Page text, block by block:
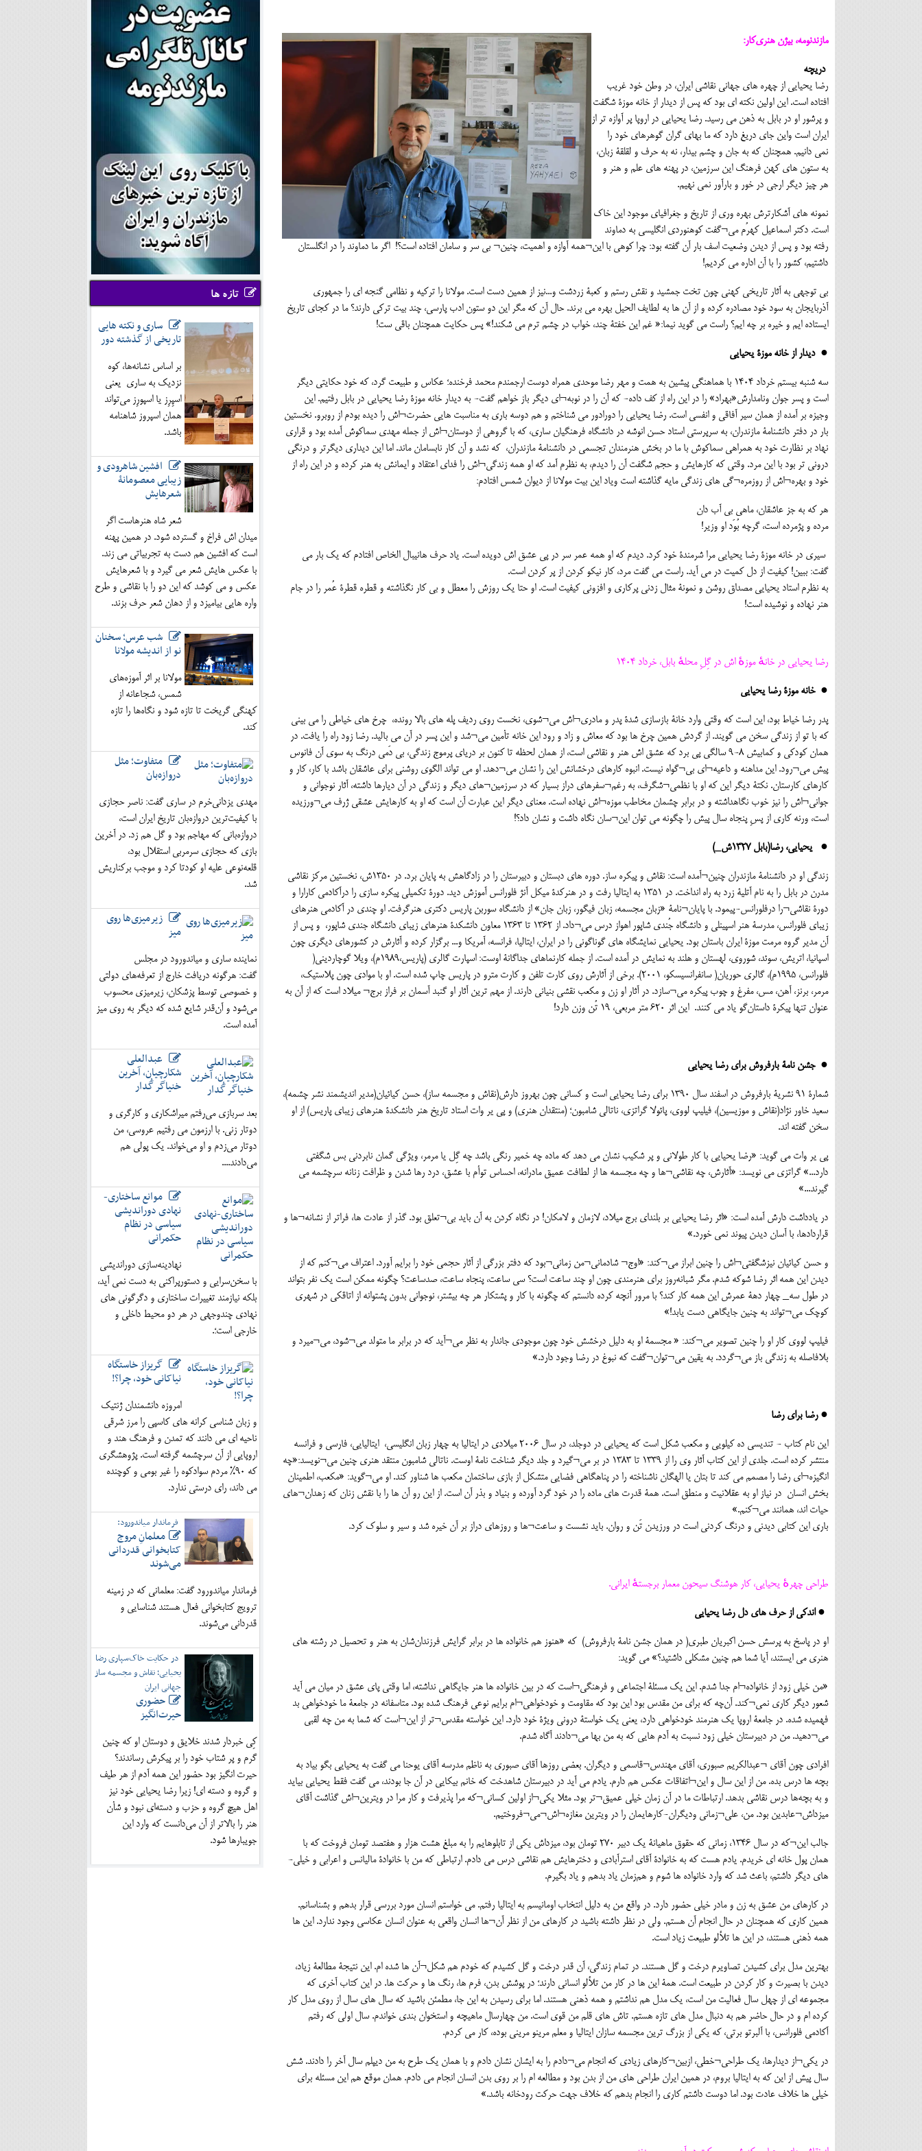
مازندنومه، بیژن هنری‌کار:
دریچه
رضا یحیایی از چهره های جهانی نقاشی ایران، در وطن خود غریب
افتاده است. این اولین نکته ای بود که پس از دیدار از خانه موزۀ شگفت
و پرشور او در بابل به ذهن می رسید. رضا یحیایی در اروپا پر آوازه تر از
ایران است واین جای دریغ دارد که ما بهای گران گوهرهای خود را
نمی دانیم. همچنان که به جان و چشم بیدار، نه به حرف و لقلقۀ زبان،
به ستون های کهن فرهنگ این سرزمین، در پهنه های علم و هنر و
هر چیز دیگر ارجی در خور و بارآور نمی نهیم.
نمونه های آشکارترش بهره وری از تاریخ و جغرافیای موجود این خاک
است. دکتر اسماعیل کهرُم می¬گفت کوهنوردی انگلیسی به دماوند
رفته بود و پس از دیدن وضعیت اسف بار آن گفته بود: چرا کوهی با این¬همه آوازه و اهمیت، چنین¬ بی سر و سامان افتاده است؟! اگر ما دماوند را در انگلستان
داشتیم، کشور را با آن اداره می کردیم!
بی توجهی به آثار تاریخی کهنی چون تخت جمشید و نقش رستم و کعبۀ زردشت و...نیز از همین دست است. مولانا را ترکیه و نظامی گنجه ای را جمهوری
آذربایجان به سود خود مصادره کرده و از آن ها به لطایف الحیل بهره می برند. حال آن که مگر این دو ستون ادب پارسی، چند بیت ترکی دارند؟ ما در کجای تاریخ
ایستاده ایم و خیره بر چه ایم؟ راست می گوید نیما:« غم این خفتۀ چند، خواب در چشم ترم می شکند!» پس حکایت همچنان باقی ست!
● دیدار از خانه موزۀ یحیایی
سه شنبه بیستم خرداد ۱۴۰۴ با هماهنگی پیشین به همت و مهر رضا موحدی همراه دوست ارجمندم محمد فرخنده؛ عکاس و طبیعت گرد، که خود حکایتی دیگر
است و پسر جوان ونامدارش«بهراد» را در این راه از کف داده- که آن را در نوبه¬ای دیگر باز خواهم گفت- به دیدار خانه موزۀ رضا یحیایی در بابل رفتیم. این
وجیزه بر آمده از همان سیر آفاقی و انفسی است. رضا یحیایی را دورادور می شناختم و هم دوسه باری به مناسبت هایی حضرت¬اش را دیده بودم از روبرو. نخستین
بار در دفتر دانشنامۀ مازندران، به سرپرستی استاد حسن انوشه در دانشگاه فرهنگیان ساری، که با گروهی از دوستان¬اش از جمله مهدی سماکوش آمده بود و قراری
نهاد بر نظارت خود به همراهی سماکوش با ما در بخش هنرمندان تجسمی در دانشنامۀ مازندران، که نشد و آن کار نابسامان ماند. اما این دیداری دیگرتر و درنگی
درونی تر بود با این مرد. وقتی که کارهایش و حجم شگفت آن را دیدم، به نظرم آمد که او همه زندگی¬اش را فدای اعتقاد و ایمانش به هنر کرده و در این راه از
خود و بهره¬اش از روزمره¬گی های زندگی مایه گذاشته است ویاد این بیت مولانا از دیوان شمس افتادم:
هر که به جز عاشقان، ماهی بی آب دان
مرده و پژمرده است، گرچه بُوَد او وزیر!
سیری در خانه موزۀ رضا یحیایی مرا شرمندۀ خود کرد. دیدم که او همه عمر سر در پی عشق اش دویده است. یاد حرف هانیبال الخاص افتادم که یک بار می
گفت: ببین! کیفیت از دل کمیت در می آید. راست می گفت مرد، کار نیکو کردن از پر کردن است.
به نظرم استاد یحیایی مصداق روشن و نمونۀ مثال زدنی پرکاری و افزونی کیفیت است. او حتا یک روزش را معطل و بی کار نگذاشته و قطره قطرۀ عُمر را در جام
هنر نهاده و نوشیده است!
رضا یحیایی در خانهٔ موزهٔ اش در گِلِ محلهٔ بابل، خرداد ۱۴۰۴
● خانه موزۀ رضا یحیایی
پدر رضا خیاط بود، این است که وقتی وارد خانۀ بازسازی شدۀ پدر و مادری¬اش می¬شوی، نخست روی ردیف پله های بالا رونده، چرخ های خیاطی را می بینی
که با تو از زندگی سخن می گویند. از گردش همین چرخ ها بود که معاش و زاد و رود این خانه تأمین می¬شد و این پسر در آن می بالید. رضا زود راه را یافت. در
همان کودکی و کمابیش ۸-۹ سالگی پی برد که عشق اش هنر و نقاشی است، از همان لحظه تا کنون بر دریای پرموج زندگی، بی دَمی درنگ به سوی آن فانوس
پیش می¬رود. این مداهنه و داعیه¬ای بی¬گواه نیست. انبوه کارهای درخشانش این را نشان می¬دهد. او می تواند الگوی روشنی برای عاشقان باشد با کار، کار و
کارهای کارستان. نکتۀ دیگر این که او با نظمی¬شگرف، به رغم¬سفرهای دراز بسیار که در سرزمین¬های دیگر و زندگی در آن دیارها داشته، آثار نوجوانی و
جوانی¬اش را نیز خوب نگاهداشته و در برابر چشمان مخاطب موزه¬اش نهاده است. معنای دیگر این عبارت آن است که او به کارهایش عشقی ژرف می¬ورزیده
است، ورنه کاری از پسِ پنجاه سال پیش را چگونه می توان این¬سان نگاه داشت و نشان داد؟!
● یحیایی، رضا(بابل ۱۳۲۷ش_)
زندگی او در دانشنامۀ مازندران چنین¬آمده است: نقاش و پیکره ساز. دوره های دبستان و دبیرستان را در زادگاهش به پایان برد. در ۱۳۵۰ش، نخستین مرکز نقاشی
مدرن در بابل را به نام آتلیۀ زرد به راه انداخت. در ۱۳۵۱ به ایتالیا رفت و در هنرکدۀ میکل آنژ فلورانس آموزش دید. دورۀ تکمیلی پیکره سازی را درآکادمی کارارا و
دورۀ نقاشی¬را درفلورانس-پیمود. با پایان¬نامۀ «زبان مجسمه، زبان فیگور، زبان جان» از دانشگاه سوربن پاریس دکتری هنرگرفت. او چندی در آکادمی هنرهای
زیبای فلورانس، مدرسۀ هنر اسپینلی و دانشگاه جُندی شاپور اهواز درس می¬داد. از ۱۳۶۲ تا ۱۳۶۳ معاون دانشکدۀ هنرهای زیبای دانشگاه جندی شاپور، و پس از
آن مدیر گروه مرمت موزۀ ایران باستان بود. یحیایی نمایشگاه های گوناگونی را در ایران، ایتالیا، فرانسه، آمریکا و... برگزار کرده و آثارش در کشورهای دیگری چون
اسپانیا، اتریش، سوئد، شوروی، لهستان و هلند به نمایش در آمده است. از جمله کارنماهای جداگانۀ اوست: اسپارت گالری (پاریس،۱۹۸۹م)، ویلا گوچاردینی(
فلورانس، ۱۹۹۵م)، گالری حوریان( سانفرانسیسکو، ۲۰۰۱). برخی از آثارش روی کارت تلفن و کارت مترو در پاریس چاپ شده است. او با موادی چون پلاستیک،
مرمر، برنز، آهن، مس، مفرغ و چوب پیکره می¬سازد. در آثار او زن و مکعب نقشی بنیانی دارند. از مهم ترین آثار او گنبد آسمان بر فراز برج¬ میلاد است که از آن به
عنوان تنها پیکرۀ داستان‌گو یاد می کنند. این اثر ۶۲۰ متر مربعی، ۱۹ تُن وزن دارد!
● جشن نامۀ بارفروش برای رضا یحیایی
شمارۀ ۹۱ نشریۀ بارفروش در اسفند سال ۱۳۹۰ برای رضا یحیایی است و کسانی چون بهروز دارش(نقاش و مجسمه ساز)، حسن کیائیان(مدیر اندیشمند نشر چشمه)،
سعید خاور نژاد(نقاش و موزیسین)، فیلیپ لووی، پائولا گراتزی، ناتالی شامبون؛ (منتقدان هنری) و پی یر وات استاد تاریخ هنر دانشکدۀ هنرهای زیبای پاریس) از او
سخن گفته اند.
پی یر وات می گوید: «رضا یحیایی با کار طولانی و پر شکیب نشان می دهد که ماده چه خمیر رنگی باشد چه گِل یا مرمر، ویژگی گمان نابردنی بس شگفتی
دارد...» گراتزی می نویسد: «آثارش، چه نقاشی¬ها و چه مجسمه ها از لطافت عمیق مادرانه، احساس توأم با عشق، درد رها شدن و ظرافت زنانه سرچشمه می
گیرند...»
در یادداشت دارش آمده است: «اثر رضا یحیایی بر بلندای برج میلاد، لازمان و لامکان! در نگاه کردن به آن بايد بی¬تعلق بود. گذر از عادت ها، فراتر از نشانه¬ها و
قراردادها، با آسان دیدن پیوند نمی خورد.»
و حسن کیائیان نیزشگفتی¬اش را چنین ابراز می¬کند: «اوج¬ شادمانی¬من زمانی¬بود که دفتر بزرگی از آثار حجمی خود را برایم آورد. اعتراف می¬کنم که از
دیدن این همه اثر رضا شوکه شدم. مگر شبانه‌روز برای هنرمندی چون او چند ساعت است؟ سی ساعت، پنجاه ساعت، صدساعت؟ چگونه ممکن است یک نفر بتواند
در طول سه_ چهار دهۀ عمرش این همه کار کند؟ با مرور آنچه کرده دانستم که چگونه با کار و پشتکار هر چه بیشتر، نوجوانی بدون پشتوانه از اتاقکی در شهری
کوچک می¬تواند به چنين جایگاهی دست یابد!»
فیلیپ لووی کار او را چنین تصویر می¬کند: « مجسمۀ او به دلیل درخشش خود چون موجودی جاندار به نظر می¬آید که در برابر ما متولد می¬شود، می¬میرد و
بلافاصله به زندگی باز می¬گردد. به یقین می¬توان¬گفت که نبوغ در رضا وجود دارد.»
● رضا برای رضا
این نام کتاب - تندیسی ده کیلویی و مکعب شکل است که یحیایی در دوجلد، در سال ۲۰۰۶ میلادی در ایتالیا به چهار زبان انگلیسی، ایتالیایی، فارسی و فرانسه
منتشر کرده است. جلدی از این کتاب آثار وی را از ۱۳۳۹ تا ۱۳۸۳ در بر می¬گیرد و جلد دیگر شناخت نامۀ اوست. ناتالی شامبون منتقد هنری چنین می¬نویسد:«چه
انگیزه¬ای رضا را مصمم می کند تا بتان یا الهگان ناشناخته را در پناهگاهی فضایی متشکل از بازی ساختمان مکعب ها شناور کند. او می¬گوید: «مکعب، اطمینان
بخش انسان در نیاز او به عقلانیت و منطق است. همۀ قدرت های ماده را در خود گرد آورده و بنیاد و بذر آن است. از این رو آن ها را با نقش زنان که زهدان¬های
حیات اند، همانند می¬کنم.»
باری این کتابی دیدنی و درنگ کردنی است در ورزیدن تَن و روان. باید نشست و ساعت¬ها و روزهای دراز بر آن خیره شد و سیر و سلوک کرد.
طراحی چهرهٔ یحیایی، کار هوشنگ سیحون معمار برجستهٔ ایرانی.
● اندکی از حرف های دل رضا یحیایی
او در پاسخ به پرسش حسن اکبریان طبری( در همان جشن نامۀ بارفروش) که «هنوز هم خانواده ها در برابر گرایش فرزندان‌شان به هنر و تحصیل در رشته های
هنری می ایستند، آیا شما هم چنین مشکلی داشتید؟» می گوید:
«من خیلی زود از خانواده¬ام جدا شدم. این یک مسئلۀ اجتماعی و فرهنگی¬است که در بین خانواده ها هنر جایگاهی نداشته، اما وقتی پای عشق در میان می آید
شعور دیگر کاری نمی¬کند. آن‌چه که برای من مقدس بود این بود که مقاومت و خودخواهی¬ام برایم نوعی فرهنگ شده بود. متاسفانه در جامعۀ ما خودخواهی بد
فهمیده شده. در جامعۀ اروپا یک هنرمند خودخواهی دارد، یعنی یک خواستۀ درونی ویژۀ خود دارد. این خواسته مقدس¬تر از این¬است که ‌شما به من چه لقبی
می¬دهید. من در دبیرستان خیلی زود نسبت به آدم هایی که به من بها می¬دادند آگاه شدم.
افرادی چون آقای ¬عبدالکریم صبوری، آقای مهندس¬قاسمی و دیگران. بعضی روزها آقای صبوری به ناظم مدرسه آقای یوحنا می گفت به یحیایی بگو بیاد به
بچه ها درس بده. من از این سال و این¬اتفاقات عکس هم دارم. یادم می آید در دبیرستان شاهدخت که خانم بیکایی در آن جا بودند، می گفت فقط یحیایی بیاید
و به بچه‌ها درس نقاشی بدهد. ارتباطات ما در آن زمان خیلی عمیق¬تر بود. مثلا یکی¬از اولین کسانی¬که مرا پذیرفت و کار مرا در ویترین¬اش گذاشت آقای
میز‌داش¬عابدین بود. من، علی¬زمانی ودیگران-کارهایمان را در ویترین مغازه¬اش¬می¬فروختیم.
جالب این¬که در سال ۱۳۴۶، زمانی که حقوق ماهیانۀ یک دبیر ۲۷۰ تومان بود، میز‌داش یکی از تابلوهایم را به مبلغ هشت هزار و هفتصد تومان فروخت که با
همان پول خانه ای خریدم. یادم هست که به خانوادۀ آقای استرآبادی و دخترهایش هم نقاشی درس می دادم. ارتباطی که من با خانوادۀ مالیانس و اعرابی و خیلی-
های دیگر داشتم، باعث شد که وارد خانواده ها شوم و هم‌زمان یاد بدهم و یاد بگیرم.
در کارهای من عشق به زن و مادر خیلی حضور دارد. در واقع من به دلیل انتخاب اومانیسم به ایتالیا رفتم. می خواستم انسان مورد بررسی قرار بدهم و بشناسانم.
همین کاری که همچنان در حال انجام آن هستم. ولی در نظر داشته باشید در کارهای من از نظر آن¬ها انسان واقعی به عنوان انسان عکاسی وجود ندارد. این ها
همه ذهنی هستند، در این ها تلألو طبیعت زیاد است.
بهترین مدل برای کشیدن تصاویرم درخت و گل هستند. در تمام زندگی، آن قدر درخت و گل کشیدم که خودم هم شکل¬آن ها شده ام. این نتیجۀ مطالعۀ زیاد،
دیدن با بصیرت و کار کردن در طبیعت است. همۀ این ها در کار من تلألو انسانی دارند؛ در پوشش بدن، فرم ها، رنگ ها و حرکت ها. در این کتاب آخری که
مجموعه ای از چهل سال فعالیت من است، یک مدل هم نداشتم و همه ذهنی هستند. اما برای رسیدن به این جا، مطمئن باشید که سال های سال از روی مدل کار
کرده ام و در حال حاضر هم به دنبال مدل های تازه هستم. تاش های قلم من قوی است. من چهارسال ماهیچه و استخوان بندی خواندم. سال اولی که رفتم
آکادمی فلورانس، با آلبرتو برتی، که یکی از بزرگ ترین مجسمه سازان ایتالیا و معلم مرینو مرینی بوده، کار می کردم.
در یکی¬از دیدارها، یک طراحی¬خطی، ازبین¬کارهای زیادی که انجام می¬دادم را به ایشان نشان دادم و با همان یک طرح به من دیپلم سال آخر را دادند. شش
سال پیش از این که به ایتالیا بروم، در همین ایران طراحی های من از بدن بود و مطالعه ام را بر روی بدن انسان انجام می دادم. همان موقع هم این مسئله برای
خیلی ها خلاف عادت بود. اما دوست داشتم کاری را انجام بدهم که خلاف جهت حرکت رودخانه باشد.»
تازه ها
ساری و نکته هایی
تاریخی از گذشته دور
بر اساس نشانه‌ها، کوه
نزدیک به ساری یعنی
اسپِرِز یا اسپورِز می‌تواند
همان اسپروز شاهنامه
باشد.
افشین شاهرودی و
زیبایی معصومانۀ
شعرهایش
شعر شاه هنرهاست اگر
میدان اش فراخ و گسترده شود. در همین پهنه
است که افشین هم دست به تجربیاتی می زند.
با عکس هایش شعر می گیرد و با شعرهایش
عکس و می کوشد که این دو را با نقاشی و طرح
واره هایی بیامیزد و از دهان شعر حرف بزند.
شب عرس؛ سخنان
نو از اندیشه مولانا
مولانا بر اثر آموزه‌های
شمس، شجاعانه از
کهنگی گریخت تا تازه شود و نگاه‌ها را تازه
کند.
متفاوت؛ مثل
دروازه‌بان
مهدی یزدانی‌خرم در ساری گفت: ناصر حجازی
با کیفیت‌ترین دروازه‌بان تاریخ ایران است،
دروازه‌بانی که مهاجم بود و گل هم زد. در آخرین
بازی که حجازی سرمربی استقلال بود،
قلعه‌نوعی علیه او کودتا کرد و موجب برکناریش
شد.
زیرمیزی‌ها روی
میز
نماینده ساری و میاندورود در مجلس
گفت: هرگونه دریافت خارج از تعرفه‌های دولتی
و خصوصی توسط پزشکان، زیرمیزی محسوب
می‌شود و آن‌قدر شایع شده که دیگر به روی میز
آمده است.
عبدالعلی
شکارچیان، آخرین
خنیاگر گُدار
بعد سربازی می‌رفتم میراشکاری و کارگری و
دوتار زنی. با ارزمون می رفتیم عروسی، من
دوتار می‌زدم و او می‌خواند. یک پولی هم
می‌دادند....
موانع ساختاری-
نهادی دوراندیشی
سیاسی در نظام
حکمرانی
نهادینه‌سازی دوراندیشی
با سخن‌سرایی و دستورپراکنی به دست نمی آید،
بلکه نیازمند تغییرات ساختاری و دگرگونی های
نهادی چندوجهی در هر دو محیط داخلی و
خارجی است؛.
گریزاز خاستگاه
نیاکانی خود، چرا؟!
امروزه دانشمندان ژنتیک
و زبان شناسی کرانه های کاسپی را مرز شرقی
ناحیه ای می دانند که تمدن و فرهنگ هند و
اروپایی از آن سرچشمه گرفته است. پژوهشگری
که 90% مردم سوادکوه را غیر بومی و کوچنده
می داند، رای درستی ندارد.
فرماندار میاندورود:
معلمانِ مروج
کتابخوانی قدردانی
می‌شوند
فرماندار میاندورود گفت: معلمانی که در زمینه
ترویج کتابخوانی فعال هستند شناسایی و
قدردانی می‌شوند.
در حکایت خاک‌سپاری رضا
یحیایی؛ نقاش و مجسمه ساز
جهانی ایران
حضوری
حیرت‌انگیز
کِی خبردار شدند خلایق و دوستان او که چنین
گرم و پر شتاب خود را بر پیکرش رساندند؟
حیرت انگیز بود حضور این همه آدم از هر طیف
و گروه و دسته ای! زیرا رضا یحیایی خود نیز
اهل هیچ گروه و حزب و دسته‌ای نبود و شأن
هنر را بالاتر از آن می‌دانست که وارد این
جویبارها شود.